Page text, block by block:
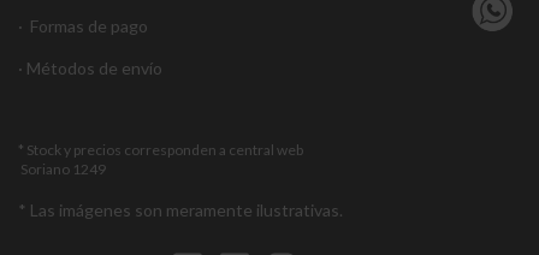
· Formas de pago
· Métodos de envío
* Stock y precios corresponden a central web
Soriano 1249
* Las imágenes son meramente ilustrativas.